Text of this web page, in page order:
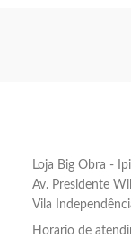
Loja Big Obra -
Av. Presidente
Vila
Horario de